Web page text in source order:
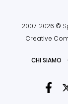
2007-2026 ©
Creative
CHI SIAMO